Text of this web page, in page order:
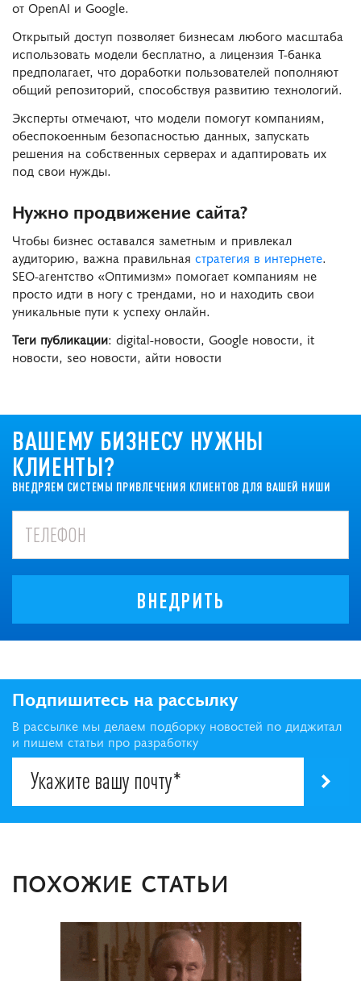
от OpenAI и Google.
Открытый доступ позволяет бизнесам любого масштаба
использовать модели бесплатно, а лицензия Т-банка
предполагает, что доработки пользователей пополняют
общий репозиторий, способствуя развитию технологий.
Эксперты отмечают, что модели помогут компаниям,
обеспокоенным безопасностью данных, запускать
решения на собственных серверах и адаптировать их
под свои нужды.
Нужно продвижение сайта?
Чтобы бизнес оставался заметным и привлекал
аудиторию, важна правильная стратегия в интернете.
SEO-агентство «Оптимизм» помогает компаниям не
просто идти в ногу с трендами, но и находить свои
уникальные пути к успеху онлайн.
Теги публикации: digital-новости, Google новости, it
новости, seo новости, айти новости
ВАШЕМУ БИЗНЕСУ НУЖНЫ
КЛИЕНТЫ?
ВНЕДРЯЕМ СИСТЕМЫ ПРИВЛЕЧЕНИЯ КЛИЕНТОВ ДЛЯ ВАШЕЙ НИШИ
ВНЕДРИТЬ
Подпишитесь на рассылку
В рассылке мы делаем подборку новостей по диджитал
и пишем статьи про разработку
ПОХОЖИЕ СТАТЬИ